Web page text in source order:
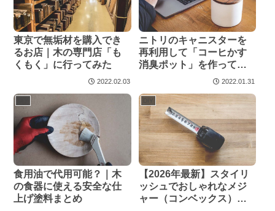
東京で無垢材を購入でき
るお店｜木の専門店「も
くもく」に行ってみた
2022.02.03
ニトリのキャニスターを
再利用して「コーヒかす
消臭ポット」を作ってみ
2022.01.31
食用油で代用可能？｜木
の食器に使える安全な仕
上げ塗料まとめ
DIY
【2026年最新】スタイリ
ッシュでおしゃれなメジ
ャー（コンベックス）の